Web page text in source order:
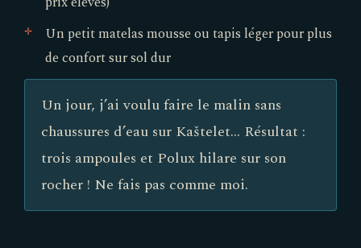
Un petit matelas mousse ou tapis léger pour plus
de confort sur sol dur
Un jour, j’ai voulu faire le malin sans
chaussures d’eau sur Kaštelet... Résultat :
trois ampoules et Polux hilare sur son
rocher ! Ne fais pas comme moi.